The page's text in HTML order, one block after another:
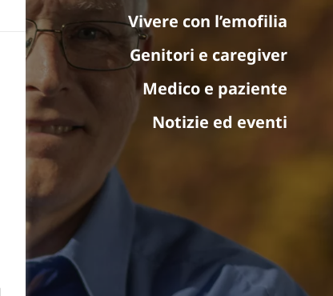
Vivere con l’emofilia
Genitori e caregiver
Medico e paziente
Notizie ed eventi